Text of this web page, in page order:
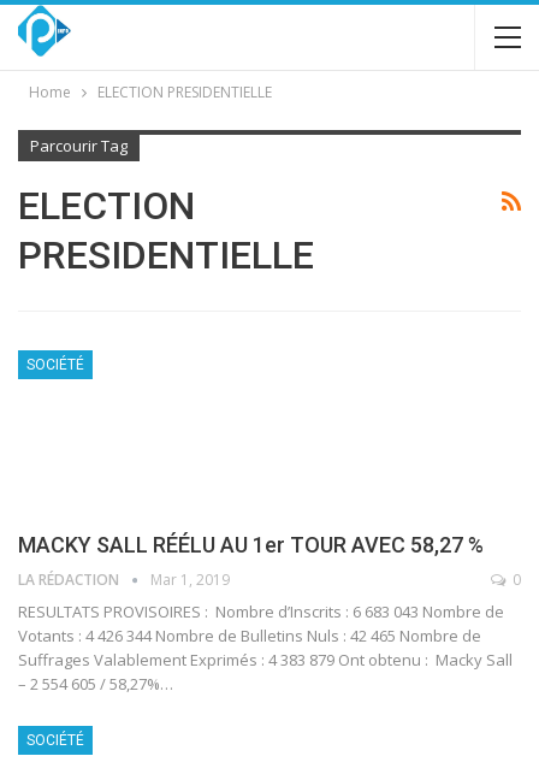
Home ELECTION PRESIDENTIELLE
Parcourir Tag
ELECTION
PRESIDENTIELLE
SOCIÉTÉ
MACKY SALL RÉÉLU AU 1er TOUR AVEC 58,27 %
LA RÉDACTION Mar 1, 2019 0
RESULTATS PROVISOIRES : Nombre d’Inscrits : 6 683 043 Nombre de
Votants : 4 426 344 Nombre de Bulletins Nuls : 42 465 Nombre de
Suffrages Valablement Exprimés : 4 383 879 Ont obtenu : Macky Sall
– 2 554 605 / 58,27%…
SOCIÉTÉ